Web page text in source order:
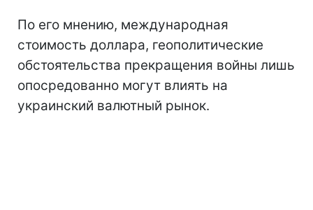
По его мнению, международная
стоимость доллара, геополитические
обстоятельства прекращения войны лишь
опосредованно могут влиять на
украинский валютный рынок.